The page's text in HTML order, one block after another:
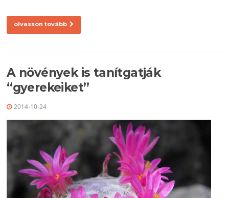
olvasson tovább
A növények is tanítgatják
“gyerekeiket”
2014-10-24